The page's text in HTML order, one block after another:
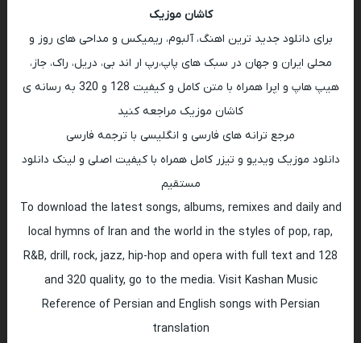
کاشان موزیک
برای دانلود جدید ترین اهنگ، آلبوم، ریمیکس و مداحی های روز و
محلی ایران و جهان در سبک های پاپ،رپ ار اند بی، دریل، راک، جاز،
هیپ هاپ و اپرا همراه با متن کامل و کیفیت 128 و 320 به رسانه ی
کاشان موزیک مراجعه کنید
مرجع ترانه های فارسی و انگلیسی با ترجمه فارسی
دانلود موزیک ویدیو و تیزر کامل همراه با کیفیت اصلی و لینک دانلود
مستقیم
To download the latest songs, albums, remixes and daily and
local hymns of Iran and the world in the styles of pop, rap,
R&B, drill, rock, jazz, hip-hop and opera with full text and 128
and 320 quality, go to the media. Visit Kashan Music
Reference of Persian and English songs with Persian
translation